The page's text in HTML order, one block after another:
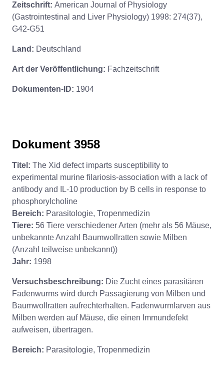
Zeitschrift: American Journal of Physiology
(Gastrointestinal and Liver Physiology) 1998: 274(37),
G42-G51
Land: Deutschland
Art der Veröffentlichung: Fachzeitschrift
Dokumenten-ID: 1904
Dokument 3958
Titel: The Xid defect imparts susceptibility to
experimental murine filariosis-association with a lack of
antibody and IL-10 production by B cells in response to
phosphorylcholine
Bereich: Parasitologie, Tropenmedizin
Tiere: 56 Tiere verschiedener Arten (mehr als 56 Mäuse,
unbekannte Anzahl Baumwollratten sowie Milben
(Anzahl teilweise unbekannt))
Jahr: 1998
Versuchsbeschreibung: Die Zucht eines parasitären
Fadenwurms wird durch Passagierung von Milben und
Baumwollratten aufrechterhalten. Fadenwurmlarven aus
Milben werden auf Mäuse, die einen Immundefekt
aufweisen, übertragen.
Bereich: Parasitologie, Tropenmedizin